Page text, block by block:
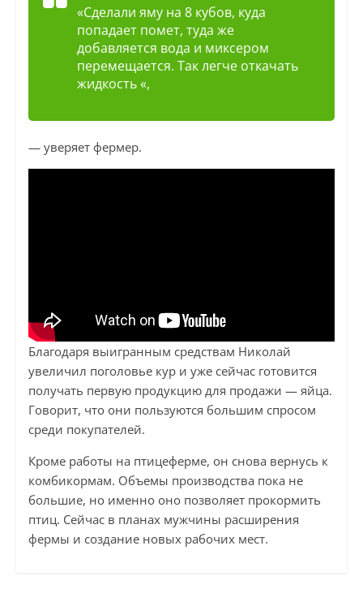
«Сделали яму на 8 кубов, куда
попадает помет, туда же
добавляется вода и миксером
перемещается. Так легче откачать
жидкость «,
— уверяет фермер.
Благодаря выигранным средствам Николай
увеличил поголовье кур и уже сейчас готовится
получать первую продукцию для продажи — яйца.
Говорит, что они пользуются большим спросом
среди покупателей.
Кроме работы на птицеферме, он снова вернусь к
комбикормам. Объемы производства пока не
большие, но именно оно позволяет прокормить
птиц. Сейчас в планах мужчины расширения
фермы и создание новых рабочих мест.